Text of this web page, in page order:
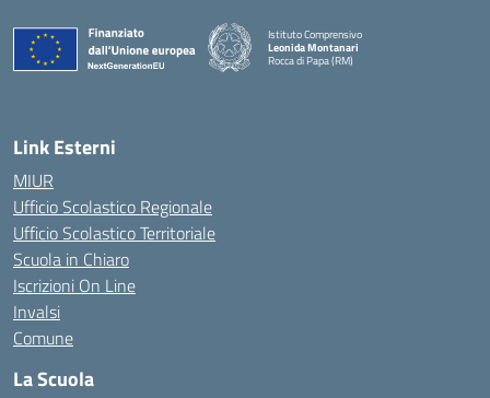
Istituto Comprensivo
Leonida Montanari
Rocca di Papa (RM)
— Visita la pagina iniziale della scuola
Link Esterni
MIUR
Ufficio Scolastico Regionale
Ufficio Scolastico Territoriale
Scuola in Chiaro
Iscrizioni On Line
Invalsi
Comune
La Scuola